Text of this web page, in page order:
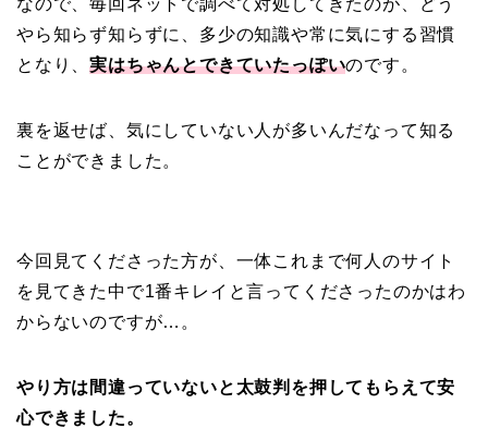
やら知らず知らずに、多少の知識や常に気にする習慣
となり、実はちゃんとできていたっぽいのです。
裏を返せば、気にしていない人が多いんだなって知る
ことができました。
今回見てくださった方が、一体これまで何人のサイト
を見てきた中で1番キレイと言ってくださったのかはわ
からないのですが…。
やり方は間違っていないと太鼓判を押してもらえて安
心できました。